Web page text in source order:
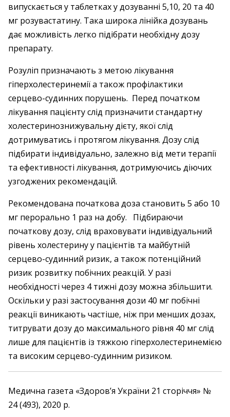
випускається у таблетках у дозуванні 5,10, 20 та 40
мг розувастатину. Така широка лінійка дозувань
дає можливість легко підібрати необхідну дозу
препарату.
Розуліп призначають з метою лікування
гіперхолестеринемії а також профілактики
серцево-судинних порушень. Перед початком
лікування пацієнту слід призначити стандартну
холестеринознижувальну дієту, якої слід
дотримуватись і протягом лікування. Дозу слід
підбирати індивідуально, залежно від мети терапії
та ефективності лікування, дотримуючись діючих
узгоджених рекомендацій.
Рекомендована початкова доза становить 5 або 10
мг перорально 1 раз на добу. Підбираючи
початкову дозу, слід враховувати індивідуальний
рівень холестерину у пацієнтів та майбутній
серцево-судинний ризик, а також потенційний
ризик розвитку побічних реакцій. У разі
необхідності через 4 тижні дозу можна збільшити.
Оскільки у разі застосування дози 40 мг побічні
реакції виникають частіше, ніж при менших дозах,
титрувати дозу до максимального рівня 40 мг слід
лише для пацієнтів із тяжкою гіперхолестеринемією
та високим серцево-судинним ризиком.
Медична газета «Здоров’я України 21 сторіччя» №
24 (493), 2020 р.